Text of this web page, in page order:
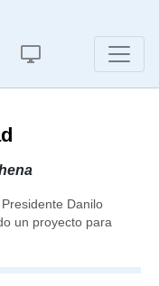
Danilo
un proyecto para